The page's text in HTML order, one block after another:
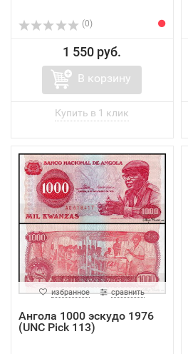
(0)
1 550 руб.
В корзину
избранное сравнить
Ангола 1000 эскудо 1976
(UNC Pick 113)